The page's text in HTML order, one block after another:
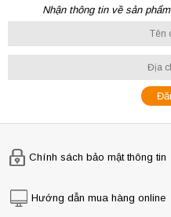
Nhận thông tin về sản
Chính sách bảo mật thông tin
Hướng dẫn mua hàng online